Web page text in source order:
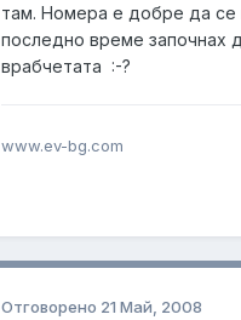
там. Номера е добре да се
последно време започнах
врабчетата :-?
www.ev-bg.com
Отговорено 21 Май, 2008